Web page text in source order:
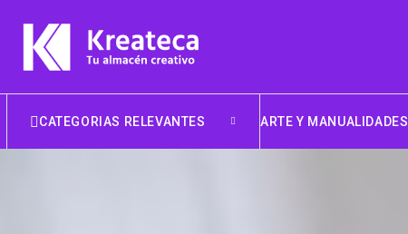
CATEGORIAS RELEVANTES ARTE Y MANUALIDADES